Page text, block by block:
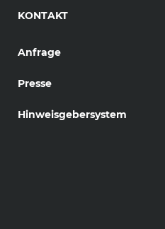
KONTAKT
Anfrage
Presse
Hinweisgebersystem